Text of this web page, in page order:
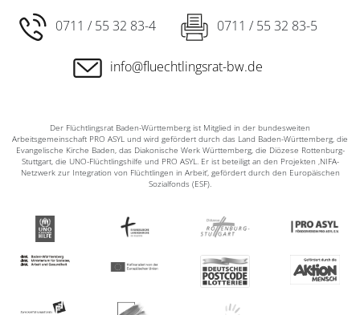
0711 / 55 32 83-4 0711 / 55 32 83-5
info@fluechtlingsrat-bw.de
Der Flüchtlingsrat Baden-Württemberg ist Mitglied in der bundesweiten
Arbeitsgemeinschaft PRO ASYL und wird gefördert durch das Land Baden-Württemberg, die
Evangelische Kirche Baden, das Diakonische Werk Württemberg, die Diözese Rottenburg-
Stuttgart, die UNO-Flüchtlingshilfe und PRO ASYL. Er ist beteiligt an den Projekten ‚NIFA-
Netzwerk zur Integration von Flüchtlingen in Arbeit‘, gefördert durch den Europäischen
Sozialfonds (ESF).